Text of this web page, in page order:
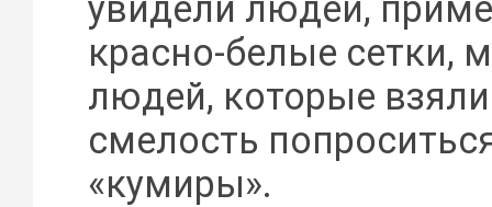
увидели людей,
красно-белые сетки,
людей, которые
смелость
«кумиры».